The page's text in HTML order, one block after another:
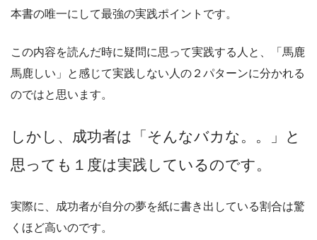
本書の唯一にして最強の実践ポイントです。
この内容を読んだ時に疑問に思って実践する人と、「馬鹿
馬鹿しい」と感じて実践しない人の２パターンに分かれる
のではと思います。
しかし、成功者は「そんなバカな。。」と
思っても１度は実践しているのです。
実際に、成功者が自分の夢を紙に書き出している割合は驚
くほど高いのです。